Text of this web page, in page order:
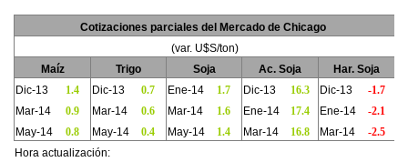
Cotizaciones parciales del Mercado de Chicago
(var. U$S/ton)
Maíz
Trigo Soja Ac. Soja
Har. Soja
Dic-13
1.4 Dic-13 0.7 Ene-14 1.7 Dic-13 16.3 Dic-13
-1.7
Mar-14
0.9 Mar-14 0.6 Mar-14 1.6 Ene-14 17.4 Ene-14
-2.1
May-14
0.8 May-14 0.4 May-14 1.4 Mar-14 16.8 Mar-14
-2.5
Hora actualización: